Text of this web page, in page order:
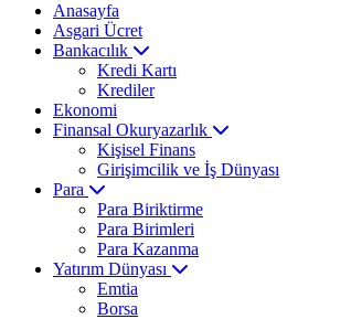
Anasayfa
Asgari Ücret
Bankacılık
Kredi Kartı
Krediler
Ekonomi
Finansal Okuryazarlık
Kişisel Finans
Girişimcilik ve İş Dünyası
Para
Para Biriktirme
Para Birimleri
Para Kazanma
Yatırım Dünyası
Emtia
Borsa